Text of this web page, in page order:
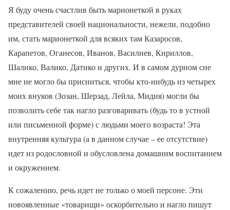
Я буду очень счастлив быть марионеткой в руках
представителей своей национальности, нежели, подобно
им, стать марионеткой для всяких там Казаросов,
Карапетов, Оганесов, Иванов, Василиев, Кириллов,
Шалико, Валико, Датико и других. И в самом дурном сне
мне не могло бы присниться, чтобы кто-нибудь из четырех
моих внуков (Зозан, Шерзад, Лейла, Мидия) могли бы
позволить себе так нагло разговаривать (будь то в устной
или письменной форме) с людьми моего возраста! Эта
внутренняя культура (а в данном случае – ее отсутствие)
идет из родословной и обусловлена домашним воспитанием
и окружением.
К сожалению, речь идет не только о моей персоне. Эти
новоявленные «товарищи» оскорбительно и нагло пишут